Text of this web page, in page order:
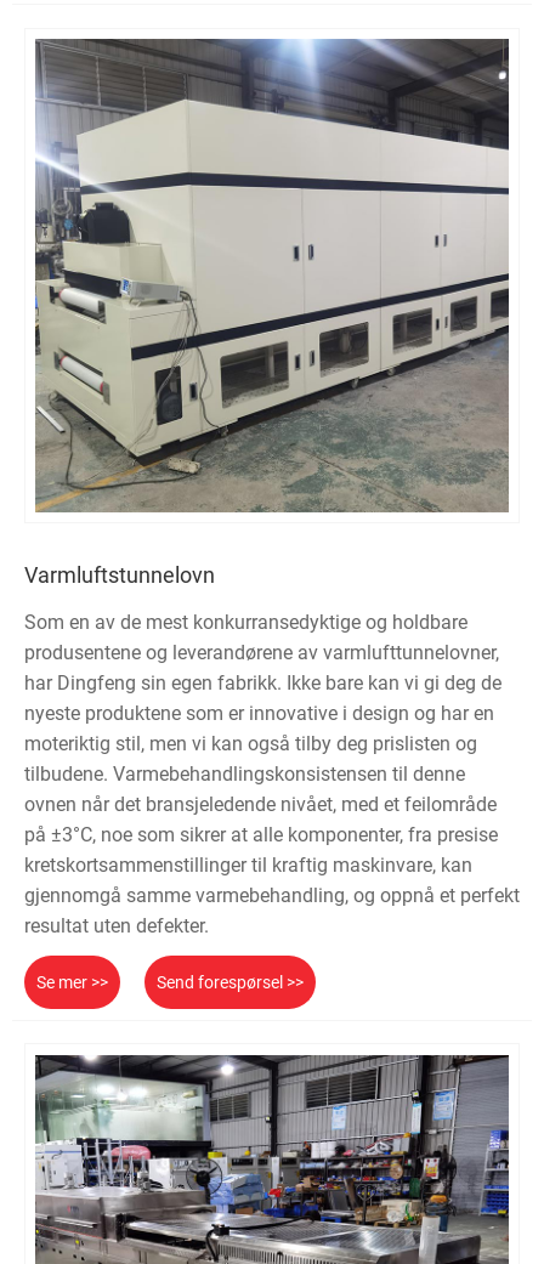
Varmluftstunnelovn
Som en av de mest konkurransedyktige og holdbare
produsentene og leverandørene av varmlufttunnelovner,
har Dingfeng sin egen fabrikk. Ikke bare kan vi gi deg de
nyeste produktene som er innovative i design og har en
moteriktig stil, men vi kan også tilby deg prislisten og
tilbudene. Varmebehandlingskonsistensen til denne
ovnen når det bransjeledende nivået, med et feilområde
på ±3°C, noe som sikrer at alle komponenter, fra presise
kretskortsammenstillinger til kraftig maskinvare, kan
gjennomgå samme varmebehandling, og oppnå et perfekt
resultat uten defekter.
Se mer >> Send forespørsel >>